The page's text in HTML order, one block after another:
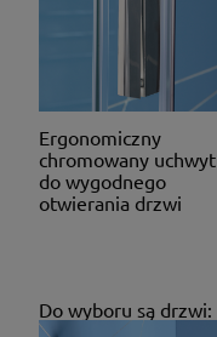
Ergonomiczny
chromowany uchwyt
do wygodnego
otwierania drzwi
Do wyboru są drzwi: